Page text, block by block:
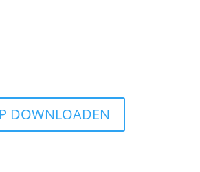
DOWNLOADEN